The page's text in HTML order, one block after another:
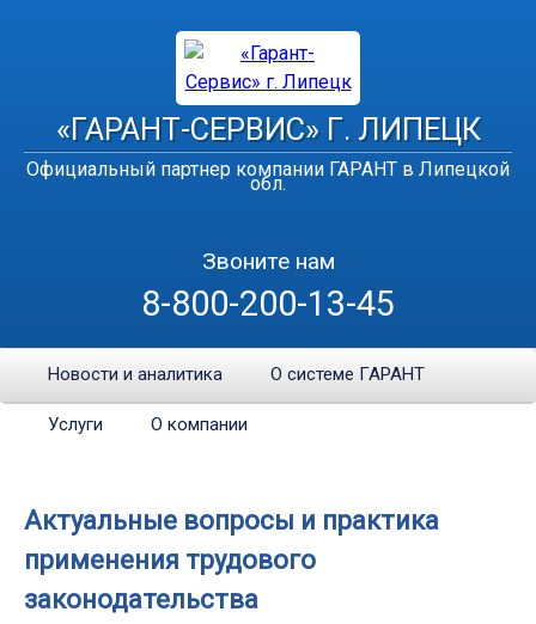
«ГАРАНТ-СЕРВИС» Г. ЛИПЕЦК
Официальный партнер компании ГАРАНТ в Липецкой
обл.
Звоните нам
8-800-200-13-45
Новости и аналитика О системе ГАРАНТ
Услуги О компании
Актуальные вопросы и практика
применения трудового
законодательства